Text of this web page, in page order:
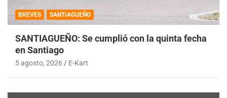
BREVES SANTIAGUEÑO
SANTIAGUEÑO: Se cumplió con la quinta fecha
en Santiago
5 agosto, 2026 E-Kart